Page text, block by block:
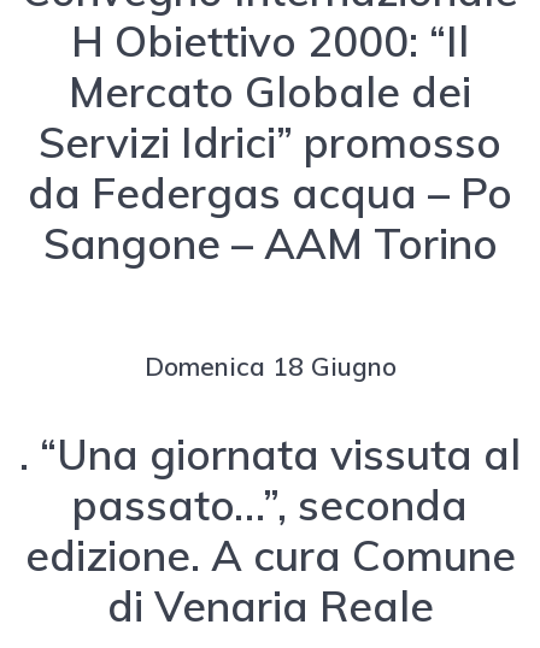
H Obiettivo 2000: “Il
Mercato Globale dei
Servizi Idrici” promosso
da Federgas acqua – Po
Sangone – AAM Torino
Domenica 18 Giugno
. “Una giornata vissuta al
passato…”, seconda
edizione. A cura Comune
di Venaria Reale